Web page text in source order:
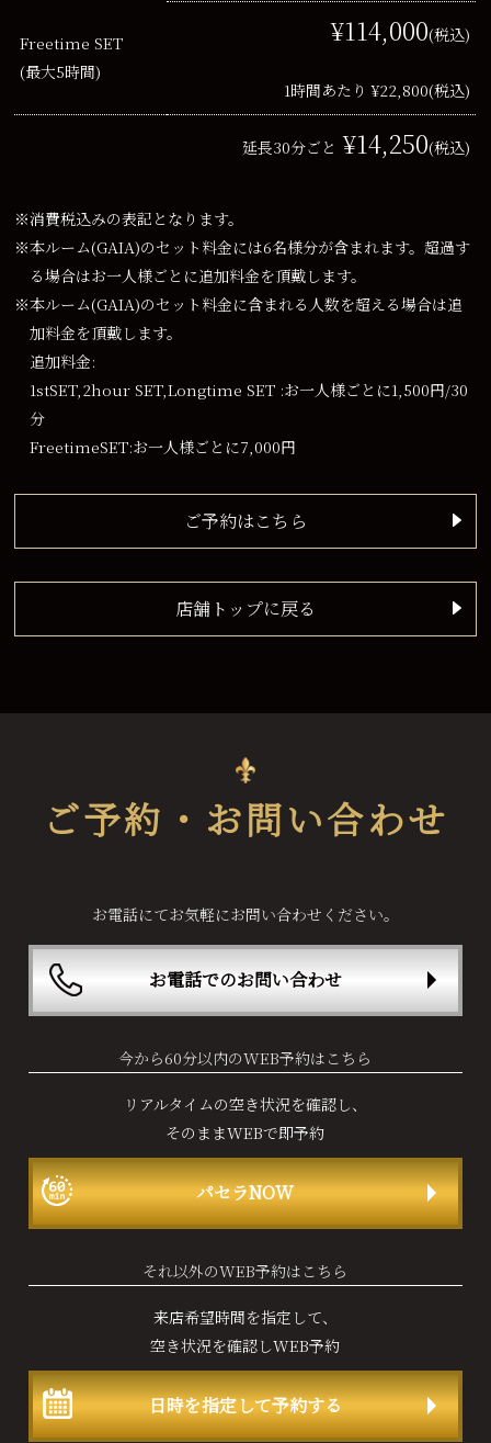
Freetime SET
(最大5時間)
¥114,000(税込)
1時間あたり ¥22,800(税込)
延長30分ごと ¥14,250(税込)
※消費税込みの表記となります。
※本ルーム(GAIA)のセット料金には6名様分が含まれます。超過す
る場合はお一人様ごとに追加料金を頂戴します。
※本ルーム(GAIA)のセット料金に含まれる人数を超える場合は追
加料金を頂戴します。
追加料金:
1stSET,2hour SET,Longtime SET :お一人様ごとに1,500円/30
分
FreetimeSET:お一人様ごとに7,000円
ご予約はこちら
店舗トップに戻る
ご予約・お問い合わせ
お電話にてお気軽にお問い合わせください。
お電話でのお問い合わせ
今から60分以内のWEB予約はこちら
リアルタイムの空き状況を確認し、
そのままWEBで即予約
パセラNOW
それ以外のWEB予約はこちら
来店希望時間を指定して、
空き状況を確認しWEB予約
日時を指定して予約する